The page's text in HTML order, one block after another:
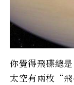
你覺得飛碟總
太空有兩枚“